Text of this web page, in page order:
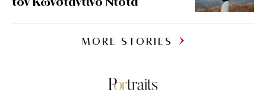
MORE STORIES